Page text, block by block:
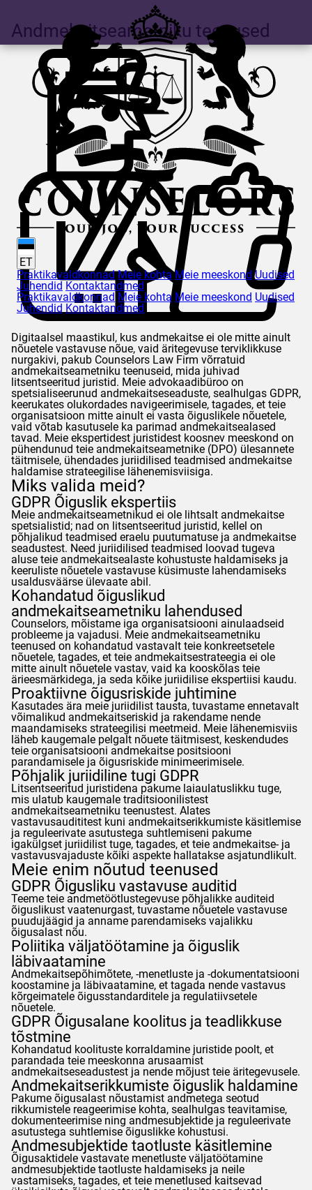
ET
Praktikavaldkonnad Meie kohta Meie meeskond Uudised
Juhendid Kontaktandmed
Praktikavaldkonnad Meie kohta Meie meeskond Uudised
Juhendid Kontaktandmed
Andmekaitseametniku teenused
Digitaalsel maastikul, kus andmekaitse ei ole mitte ainult
nõuetele vastavuse nõue, vaid äritegevuse terviklikkuse
nurgakivi, pakub Counselors Law Firm võrratuid
andmekaitseametniku teenuseid, mida juhivad
litsentseeritud juristid. Meie advokaadibüroo on
spetsialiseerunud andmekaitseseaduste, sealhulgas GDPR,
keerukates olukordades navigeerimisele, tagades, et teie
organisatsioon mitte ainult ei vasta õiguslikele nõuetele,
vaid võtab kasutusele ka parimad andmekaitsealased
tavad. Meie ekspertidest juristidest koosnev meeskond on
pühendunud teie andmekaitseametnike (DPO) ülesannete
täitmisele, ühendades juriidilised teadmised andmekaitse
haldamise strateegilise lähenemisviisiga.
Miks valida meid?
GDPR Õiguslik ekspertiis
Meie andmekaitseametnikud ei ole lihtsalt andmekaitse
spetsialistid; nad on litsentseeritud juristid, kellel on
põhjalikud teadmised eraelu puutumatuse ja andmekaitse
seadustest. Need juriidilised teadmised loovad tugeva
aluse teie andmekaitsealaste kohustuste haldamiseks ja
keeruliste nõuetele vastavuse küsimuste lahendamiseks
usaldusväärse ülevaate abil.
Kohandatud õiguslikud
andmekaitseametniku lahendused
Counselors, mõistame iga organisatsiooni ainulaadseid
probleeme ja vajadusi. Meie andmekaitseametniku
teenused on kohandatud vastavalt teie konkreetsetele
nõuetele, tagades, et teie andmekaitsestrateegia ei ole
mitte ainult nõuetele vastav, vaid ka kooskõlas teie
ärieesmärkidega, ja seda kõike juriidilise ekspertiisi kaudu.
Proaktiivne õigusriskide juhtimine
Kasutades ära meie juriidilist tausta, tuvastame ennetavalt
võimalikud andmekaitseriskid ja rakendame nende
maandamiseks strateegilisi meetmeid. Meie lähenemisviis
läheb kaugemale pelgalt nõuete täitmisest, keskendudes
teie organisatsiooni andmekaitse positsiooni
parandamisele ja õigusriskide minimeerimisele.
Põhjalik juriidiline tugi GDPR
Litsentseeritud juristidena pakume laiaulatuslikku tuge,
mis ulatub kaugemale traditsioonilistest
andmekaitseametniku teenustest. Alates
vastavusaudititest kuni andmekaitserikkumiste käsitlemise
ja reguleerivate asutustega suhtlemiseni pakume
igakülgset juriidilist tuge, tagades, et teie andmekaitse- ja
vastavusvajaduste kõiki aspekte hallatakse asjatundlikult.
Meie enim nõutud teenused
GDPR Õigusliku vastavuse auditid
Teeme teie andmetöötlustegevuse põhjalikke auditeid
õiguslikust vaatenurgast, tuvastame nõuetele vastavuse
puudujäägid ja anname parendamiseks vajalikku
õigusalast nõu.
Poliitika väljatöötamine ja õiguslik
läbivaatamine
Andmekaitsepõhimõtete, -menetluste ja -dokumentatsiooni
koostamine ja läbivaatamine, et tagada nende vastavus
kõrgeimatele õigusstandarditele ja regulatiivsetele
nõuetele.
GDPR Õigusalane koolitus ja teadlikkuse
tõstmine
Kohandatud koolituste korraldamine juristide poolt, et
parandada teie meeskonna arusaamist
andmekaitseseadustest ja nende mõjust teie äritegevusele.
Andmekaitserikkumiste õiguslik haldamine
Pakume õigusalast nõustamist andmetega seotud
rikkumistele reageerimise kohta, sealhulgas teavitamise,
dokumenteerimise ning andmesubjektide ja reguleerivate
asutustega suhtlemise õiguslikke kohustusi.
Andmesubjektide taotluste käsitlemine
Õigusaktidele vastavate menetluste väljatöötamine
andmesubjektide taotluste haldamiseks ja neile
vastamiseks, tagades, et teie menetlused kaitsevad